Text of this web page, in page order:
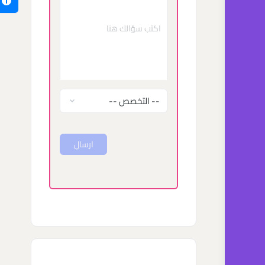
ارسال